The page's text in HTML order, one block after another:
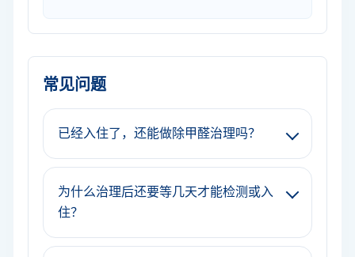
常见问题
已经入住了，还能做除甲醛治理吗？
为什么治理后还要等几天才能检测或入
住？